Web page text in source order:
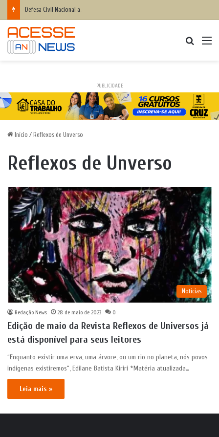
PUBLICIDADE
Início / Reflexos de Unverso
Reflexos de Unverso
Notícias
Redação News 28 de maio de 2023 0
Edição de maio da Revista Reflexos de Universos já
está disponível para seus leitores
“Enquanto existir uma erva, uma árvore, ou um rio no planeta, nós povos
indígenas existiremos“, Edilane Batista Kiriri *Matéria atualizada…
Leia mais »